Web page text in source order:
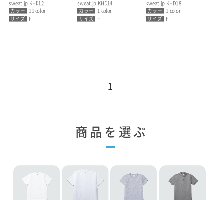
sweat.jp KHD12
カラー
11 color
サイズ
F
sweat.jp KHD14
カラー
1 color
サイズ
F
sweat.jp KHD18
カラー
1 color
サイズ
F
1
商品を選ぶ